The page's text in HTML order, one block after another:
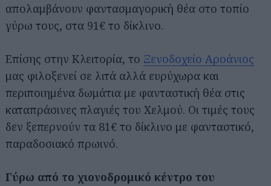
απολαμβάνουν φαντασμαγορική θέα στο τοπίο
γύρω τους, στα 91€ το δίκλινο.
Επίσης στην Κλειτορία, το Ξενοδοχείο Αροάνιος
μας φιλοξενεί σε λιτά αλλά ευρύχωρα και
περιποιημένα δωμάτια με φανταστική θέα στις
καταπράσινες πλαγιές του Χελμού. Οι τιμές τους
δεν ξεπερνούν τα 81€ το δίκλινο με φανταστικό,
παραδοσιακό πρωινό.
Γύρω από το χιονοδρομικό κέντρο του